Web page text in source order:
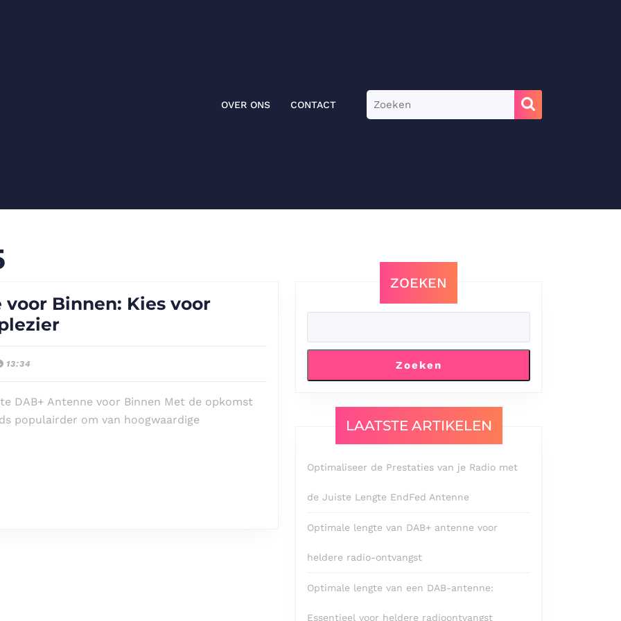
OVER ONS CONTACT
Zoek
naar:
voor Binnen: Kies voor
De
voor
Binnen:
13:34
DAB+ Antenne voor Binnen Met de opkomst
populairder om van hoogwaardige
ZOEKEN
Zoeken
LAATSTE ARTIKELEN
Optimaliseer de Prestaties van je Radio met
de Juiste Lengte EndFed Antenne
Optimale lengte van DAB+ antenne voor
heldere radio-ontvangst
Optimale lengte van een DAB-antenne:
Essentieel voor heldere radioontvangst